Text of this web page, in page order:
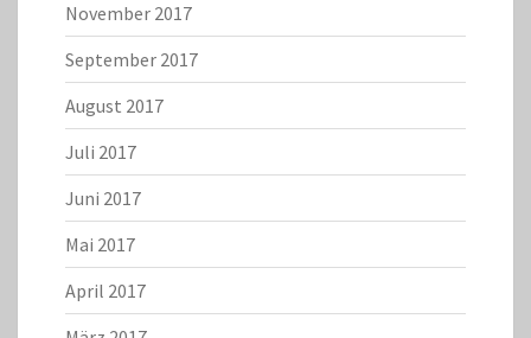
November 2017
September 2017
August 2017
Juli 2017
Juni 2017
Mai 2017
April 2017